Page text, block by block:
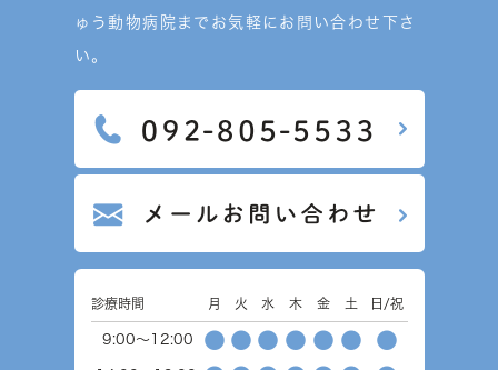
ゅう動物病院までお気軽にお問い合わせ下さ
い。
診療時間 月 火 水 木 金 土 日/祝
9:00～12:00 ● ● ● ● ● ● ●